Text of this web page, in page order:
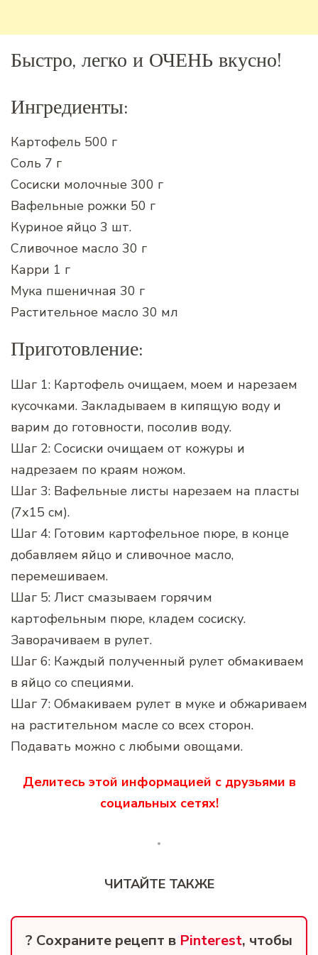
Быстро, легко и ОЧЕНЬ вкусно!
Ингредиенты:
Картофель 500 г
Соль 7 г
Сосиски молочные 300 г
Вафельные рожки 50 г
Куриное яйцо 3 шт.
Сливочное масло 30 г
Карри 1 г
Мука пшеничная 30 г
Растительное масло 30 мл
Приготовление:
Шаг 1: Картофель очищаем, моем и нарезаем
кусочками. Закладываем в кипящую воду и
варим до готовности, посолив воду.
Шаг 2: Сосиски очищаем от кожуры и
надрезаем по краям ножом.
Шаг 3: Вафельные листы нарезаем на пласты
(7х15 см).
Шаг 4: Готовим картофельное пюре, в конце
добавляем яйцо и сливочное масло,
перемешиваем.
Шаг 5: Лист смазываем горячим
картофельным пюре, кладем сосиску.
Заворачиваем в рулет.
Шаг 6: Каждый полученный рулет обмакиваем
в яйцо со специями.
Шаг 7: Обмакиваем рулет в муке и обжариваем
на растительном масле со всех сторон.
Подавать можно с любыми овощами.
Делитесь этой информацией с друзьями в
социальных сетях!
ЧИТАЙТЕ ТАКЖЕ
? Сохраните рецепт в Pinterest, чтобы